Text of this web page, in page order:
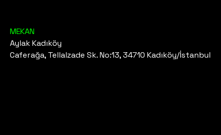
MEKAN
Aylak Kadıköy
Caferağa, Tellalzade Sk. No:13, 34710 Kadıköy/İstanbul